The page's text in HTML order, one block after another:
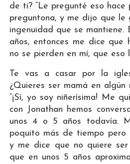
de ti? “Le pregunté eso hace
preguntona, y me dijo que le
ingenuidad que se mantiene.
años, entonces me dice que
no se pierden en mí, que eso
Te vas a casar por la
¿Quieres ser mamá en
“¡Sí, yo soy niñerísima! Me
con Jonathan hemos
unos 4 o 5 años todavía.
poquito más de tiempo pero
y me dice que no quiere
que en unos 5 años